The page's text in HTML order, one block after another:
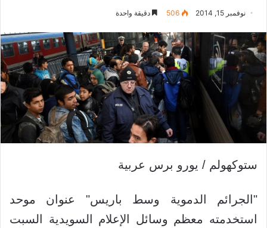
نوفمبر 15, 2014 506 دقيقة واحدة
ستوكهولم / يورو برس عربية
"الجرائم الدموية وسط باريس" عنوان موحد
استخدمته معظم وسائل الإعلام السويدية السبت